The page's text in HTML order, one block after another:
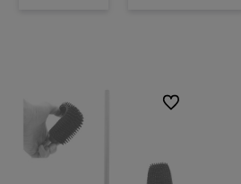
Do ulubionych